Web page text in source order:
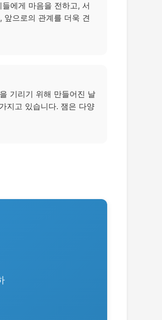
에게 마음을 전하고, 서
앞으로의 관계를 더욱 견
기리기 위해 만들어진 날
지고 있습니다. 잼은 다양